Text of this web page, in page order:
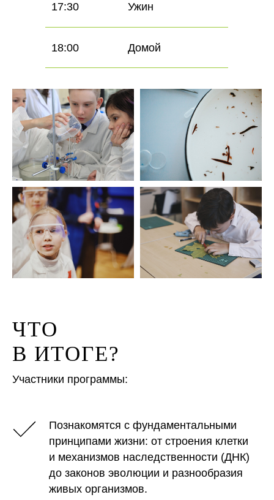
18:00 Домой
17:30 Ужин
ЧТО
В ИТОГЕ?
Участники программы:
Познакомятся с фундаментальными
принципами жизни: от строения клетки
и механизмов наследственности (ДНК)
до законов эволюции и разнообразия
живых организмов.